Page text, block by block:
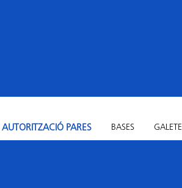
AUTORITZACIÓ PARES BASES